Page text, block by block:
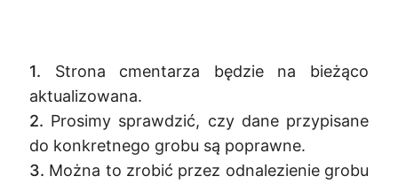
1. Strona cmentarza będzie na bieżąco
aktualizowana.
2. Prosimy sprawdzić, czy dane przypisane
do konkretnego grobu są poprawne.
3. Można to zrobić przez odnalezienie grobu